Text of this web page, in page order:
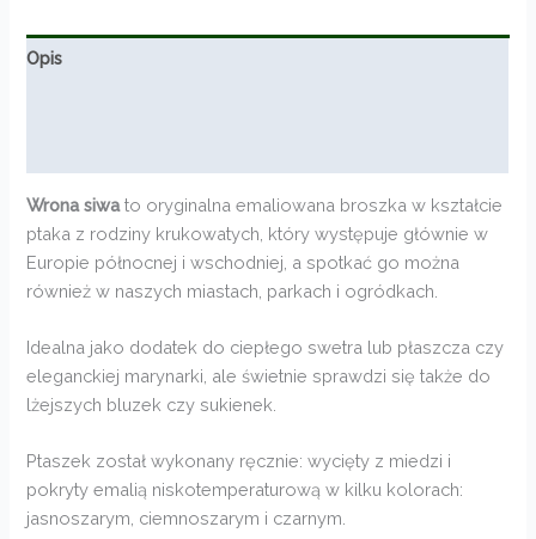
Opis
Wrona siwato oryginalna emaliowana broszka w kształcie
ptaka z rodziny krukowatych, który występuje głównie w
Europie północnej i wschodniej, a spotkać go można
również w naszych miastach, parkach i ogródkach.
Idealna jako dodatek do ciepłego swetra lub płaszcza czy
eleganckiej marynarki, ale świetnie sprawdzi się także do
lżejszych bluzek czy sukienek.
Ptaszek został wykonany ręcznie: wycięty z miedzi i
pokryty emalią niskotemperaturową w kilku kolorach:
jasnoszarym, ciemnoszarym i czarnym.